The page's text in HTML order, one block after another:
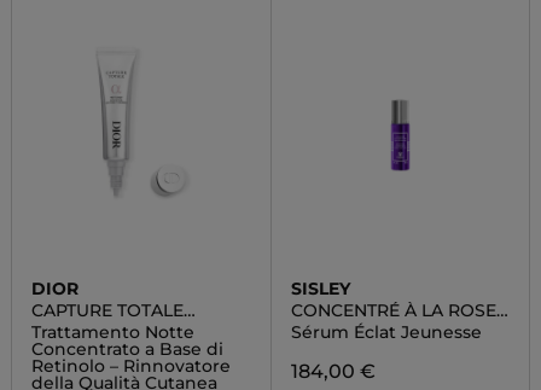
DIOR
CAPTURE TOTALE
RETISHOT
Trattamento Notte
Concentrato a Base di
Retinolo – Rinnovatore
della Qualità Cutanea
SISLEY
CONCENTRÉ À LA ROSE
NOIRE
Sérum Éclat Jeunesse
184,00 €